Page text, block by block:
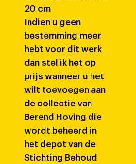
20 cm
Indien u geen
bestemming meer
hebt voor dit werk
dan stel ik het op
prijs wanneer u het
wilt toevoegen aan
de collectie van
Berend Hoving die
wordt beheerd in
het depot van de
Stichting Behoud